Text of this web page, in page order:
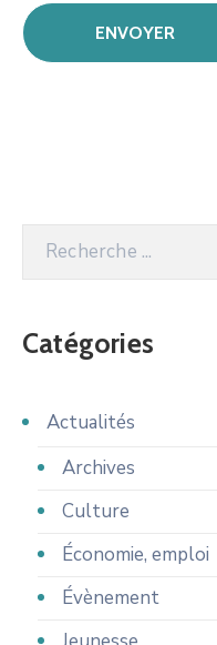
Catégories
Actualités
Archives
Culture
Économie, emploi
Évènement